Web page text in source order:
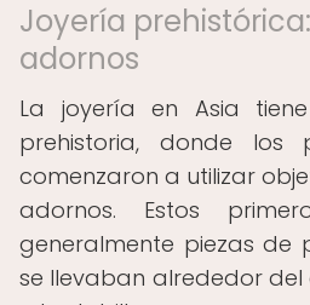
Joyería
adornos
La joyería en Asia
prehistoria, donde los
comenzaron a utilizar
adornos. Estos
generalmente piezas de
se llevaban alrededor del